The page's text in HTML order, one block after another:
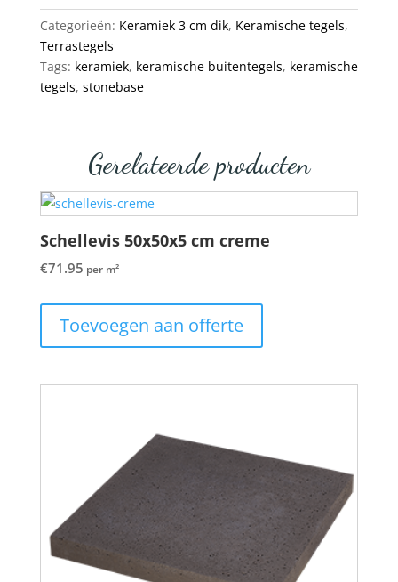
Categorieën: Keramiek 3 cm dik, Keramische tegels,
Terrastegels
Tags: keramiek, keramische buitentegels, keramische
tegels, stonebase
Gerelateerde producten
Schellevis 50x50x5 cm creme
€71.95 per m²
Toevoegen aan offerte